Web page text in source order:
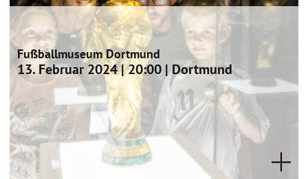
Fußballmuseum Dortmund
13. Februar 2024 | 20:00 | Dortmund